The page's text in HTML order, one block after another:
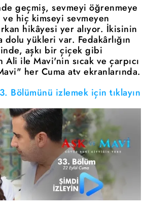
geçmiş, sevmeyi öğrenmeye
ve hiç kimseyi sevmeyen
hikâyesi yer alıyor. İkisinin
dolu yükleri var. Fedakârlığın
aşkı bir çiçek gibi
Ali ile Mavi'nin sıcak ve çarpıcı
her Cuma atv ekranlarında.
Bölümünü izlemek için tıklayın